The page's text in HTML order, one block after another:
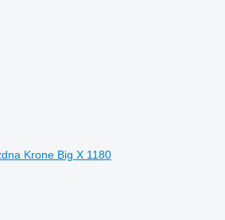
Krone Big X 1180